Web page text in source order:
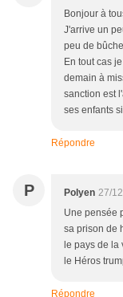
Bonjour à
J'arrive un
peu de
En tout cas
demain à
sanction est
ses enfants
Répondre
P Polyen 27/
Une pensée
sa prison de
le pays de
le Héros
Répondre